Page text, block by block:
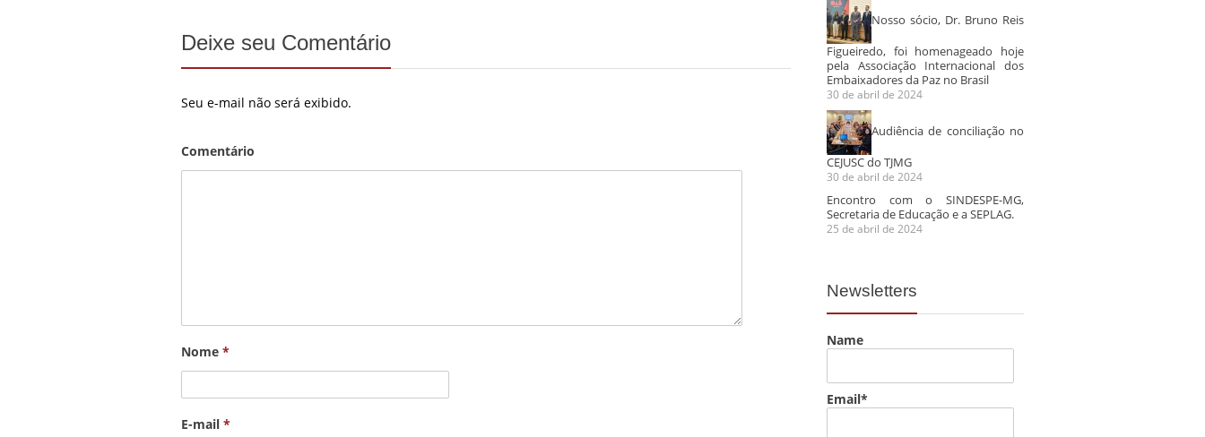
Deixe seu Comentário
Seu e-mail não será exibido.
Comentário
Nome *
E-mail *
Nosso sócio, Dr. Bruno Reis
Figueiredo, foi homenageado hoje
pela Associação Internacional dos
Embaixadores da Paz no Brasil
30 de abril de 2024
Audiência de conciliação no
CEJUSC do TJMG
30 de abril de 2024
Encontro com o SINDESPE-MG,
Secretaria de Educação e a SEPLAG.
25 de abril de 2024
Newsletters
Name
Email*